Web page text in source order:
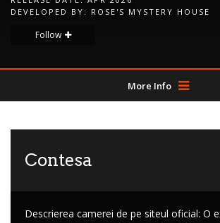
DEVELOPED BY: ROSE'S MYSTERY HOUSE
Follow
More Info
Contesa
Descrierea camerei de pe siteul oficial: O